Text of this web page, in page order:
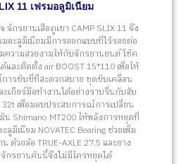
11 เฟรมอลูมิเนียม
กรยานเสือภูเขา CAMP SLIX 11 จึง
อะลูมิเนียมมีการออกแบบที่ไร้รอยต่อ
ความสวยงามให้กับจักรยานยนต์ โช้ค
ละติดตั้ง air BOOST 15*110 เพื่อให้
ารขับขี่ที่สะดวกสบาย ชุดขับเคลื่อน
ะเกียร์มือทำงานได้อย่างราบรื่นกับสับ
32t เพื่อมอบประสบการณ์การเปลี่ยน
น Shimano MT200 ให้พลังการหยุดที่
มิเนียม NOVATEC Bearing ช่วยเพิ่ม
ด้วยล้อ TRUE-AXLE 27.5 และยาง
จักรยานคันนี้จึงไม่มีใครหยุดได้